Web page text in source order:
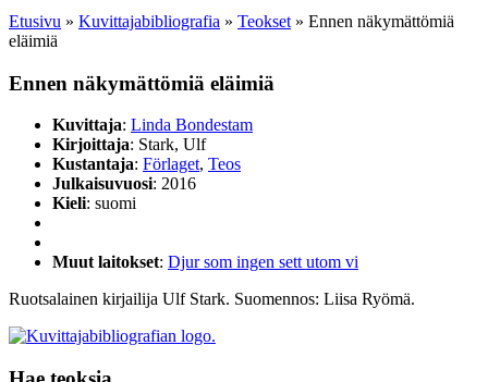
Etusivu » Kuvittaja­bibliografia » Teokset » Ennen näkymättömiä
eläimiä
Ennen näkymättömiä eläimiä
Kuvittaja: Linda Bondestam
Kirjoittaja: Stark, Ulf
Kustantaja: Förlaget, Teos
Julkaisuvuosi: 2016
Kieli: suomi
Muut laitokset: Djur som ingen sett utom vi
Ruotsalainen kirjailija Ulf Stark. Suomennos: Liisa Ryömä.